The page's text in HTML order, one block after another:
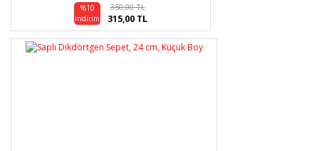
%10
indirim
350,00 TL
315,00 TL